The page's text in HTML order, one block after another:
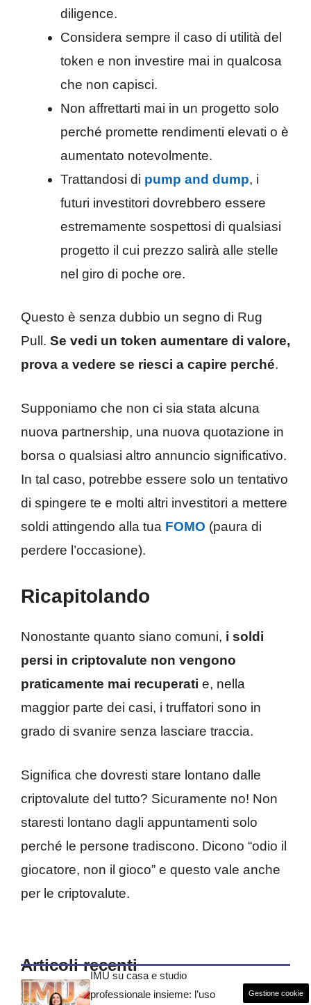
diligence.
Considera sempre il caso di utilità del
token e non investire mai in qualcosa
che non capisci.
Non affrettarti mai in un progetto solo
perché promette rendimenti elevati o è
aumentato notevolmente.
Trattandosi di pump and dump, i
futuri investitori dovrebbero essere
estremamente sospettosi di qualsiasi
progetto il cui prezzo salirà alle stelle
nel giro di poche ore.
Questo è senza dubbio un segno di Rug
Pull. Se vedi un token aumentare di valore,
prova a vedere se riesci a capire perché.
Supponiamo che non ci sia stata alcuna
nuova partnership, una nuova quotazione in
borsa o qualsiasi altro annuncio significativo.
In tal caso, potrebbe essere solo un tentativo
di spingere te e molti altri investitori a mettere
soldi attingendo alla tua FOMO (paura di
perdere l’occasione).
Ricapitolando
Nonostante quanto siano comuni, i soldi
persi in criptovalute non vengono
praticamente mai recuperati e, nella
maggior parte dei casi, i truffatori sono in
grado di svanire senza lasciare traccia.
Significa che dovresti stare lontano dalle
criptovalute del tutto? Sicuramente no! Non
staresti lontano dagli appuntamenti solo
perché le persone tradiscono. Dicono “odio il
giocatore, non il gioco” e questo vale anche
per le criptovalute.
Articoli recenti
IMU su casa e studio
professionale insieme: l’uso
Gestione cookie